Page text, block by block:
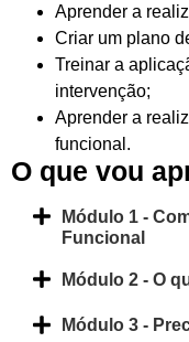
Aprender a
Criar um plano
Treinar a
intervenção;
Aprender a
funcional.
O que vou
Módulo 1 -
Funcional
Módulo 2 - O
Módulo 3 -